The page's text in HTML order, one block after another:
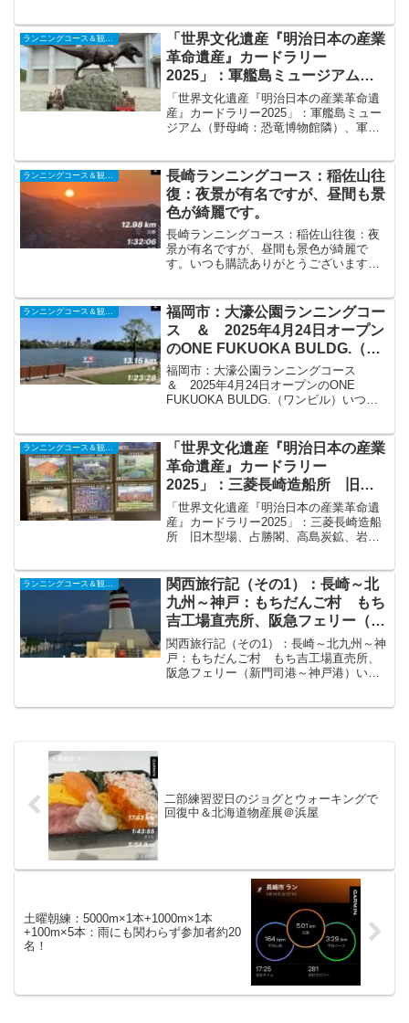
ており、特に新鮮な海産物で知られる港
町です。また、明石市は日...
ランニングコース＆観光ラン
「世界文化遺産『明治日本の産業
革命遺産』カードラリー
2025」：軍艦島ミュージアム
（野母崎：恐竜博物館隣）、軍艦
島デジタルミュージアム（グラバ
ー園下）
「世界文化遺産『明治日本の産業革命遺
産』カードラリー2025」：軍艦島ミュー
ジアム（野母崎：恐竜博物館隣）、軍艦
す。今回は開催中の「世界文化遺産『明
治日本の産業革命遺産』...
長崎ランニングコース：稲佐山往
復：夜景が有名ですが、昼間も景
色が綺麗です。
長崎ランニングコース：稲佐山往復：夜
景が有名ですが、昼間も景色が綺麗で
す。いつも購読ありがとうございます。
早朝に登ってきました。コース・松山陸
上競技場→梁川公園前（Mr...
福岡市：大濠公園ランニングコー
ス ＆ 2025年4月24日オープン
のONE FUKUOKA BULDG.（ワ
ンビル）
福岡市：大濠公園ランニングコース
＆ 2025年4月24日オープンのONE
FUKUOKA BULDG.（ワンビル）いつも
公園のランニングコースの紹介です。ま
た、202...
ランニングコース＆観光ラン
「世界文化遺産『明治日本の産業
革命遺産』カードラリー
2025」：三菱長崎造船所 旧木
型場、占勝閣、高島炭鉱、岩崎彌
太郎（長崎エリアコンプリート）
「世界文化遺産『明治日本の産業革命遺
産』カードラリー2025」：三菱長崎造船
所 旧木型場、占勝閣、高島炭鉱、岩崎
は開催中の「世界文化遺産『明治日本の
産業革命遺産』カード...
ランニングコース＆観光ラン
関西旅行記（その1）：長崎～北
九州～神戸：もちだんご村 もち
吉工場直売所、阪急フェリー（新
門司港～神戸港）
関西旅行記（その1）：長崎～北九州～神
戸：もちだんご村 もち吉工場直売所、
阪急フェリー（新門司港～神戸港）いつ
二部練習翌日のジョグとウォーキングで
回復中＆北海道物産展＠浜屋
土曜朝練：5000m×1本+1000m×1本
+100m×5本：雨にも関わらず参加者約20
名！